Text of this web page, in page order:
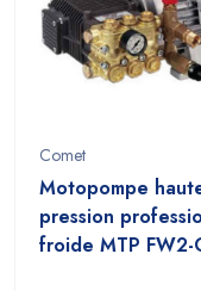
Comet
Motopompe
pression
froide MTP FW2-